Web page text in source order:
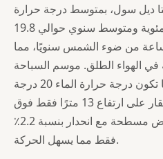
ديل سول، بمتوسط درجة حرارة
يتراوح بين 17 و25 درجة مئوية ومتوسط سنوي حوالي 19.8
هناك حوالي 3,919 ساعة من ضوء الشمس سنويًا، مما
الهواء الطلق. موسم السباحة
يستمر حوالي ستة أشهر عندما تكون درجة حرارة الماء 20 درجة
مئوية على الأقل. يقع العقار على ارتفاع 13 مترًا فقط فوق
مستوى سطح البحر، والأرض مسطحة مع انحدار بنسبة 2.2٪
فقط مما يسهل الحركة.